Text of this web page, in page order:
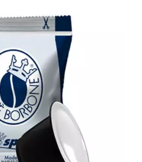
Caffè Borbone
le macchine a
® REspresso
BLU